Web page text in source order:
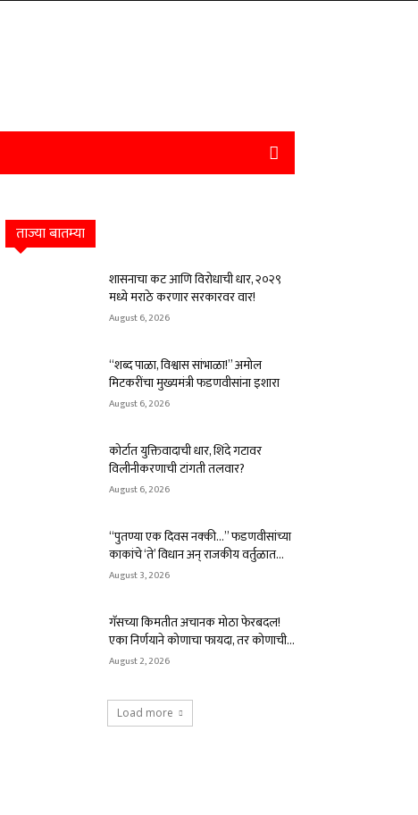
ताज्या बातम्या
शासनाचा कट आणि विरोधाची धार, २०२९
मध्ये मराठे करणार सरकारवर वार!
August 6, 2026
“शब्द पाळा, विश्वास सांभाळा!” अमोल
मिटकरींचा मुख्यमंत्री फडणवीसांना इशारा
August 6, 2026
कोर्टात युक्तिवादाची धार, शिंदे गटावर
विलीनीकरणाची टांगती तलवार?
August 6, 2026
“पुतण्या एक दिवस नक्की…” फडणवीसांच्या
काकांचे ‘ते’ विधान अन् राजकीय वर्तुळात...
August 3, 2026
गॅसच्या किमतीत अचानक मोठा फेरबदल!
एका निर्णयाने कोणाचा फायदा, तर कोणाची...
August 2, 2026
Load more